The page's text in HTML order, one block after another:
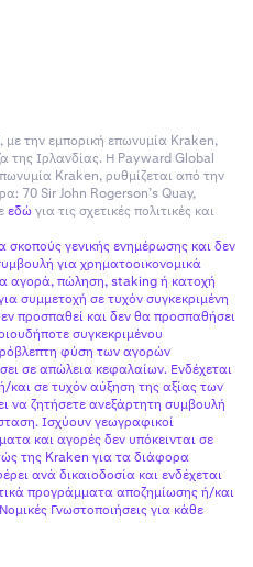
την εμπορική επωνυμία Kraken,
της Ιρλανδίας. Η Payward Global
Kraken, ρυθμίζεται από την
70 Sir John Rogerson’s Quay,
εδώγια τις σχετικές πολιτικές και
σκοπούς γενικής ενημέρωσης και δεν
για χρηματοοικονομικά
αγορά, πώληση, staking ή κατοχή
συμμετοχή σε τυχόν συγκεκριμένη
προσπαθεί και δεν θα προσπαθήσει
συγκεκριμένου
φύση των αγορών
σε απώλεια κεφαλαίων. Ενδέχεται
σε τυχόν αύξηση της αξίας των
να ζητήσετε ανεξάρτητη συμβουλή
Ισχύουν γεωγραφικοί
και αγορές δεν υπόκεινται σε
της Kraken για τα διάφορα
ανά δικαιοδοσία και ενδέχεται
προγράμματα αποζημίωσης ή/και
Γνωστοποιήσεις για κάθε